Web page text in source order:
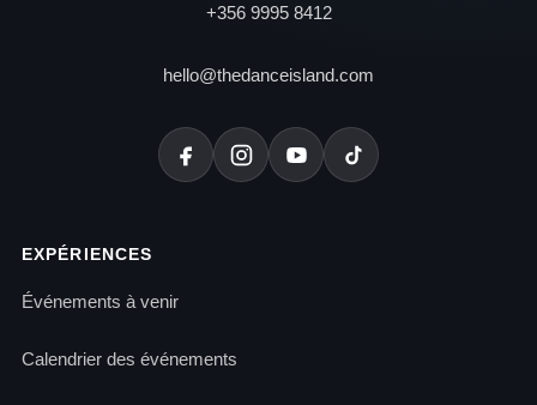
+356 9995 8412
hello@thedanceisland.com
EXPÉRIENCES
Événements à venir
Calendrier des événements